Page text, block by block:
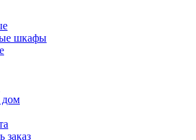
шкафы
дом
заказ